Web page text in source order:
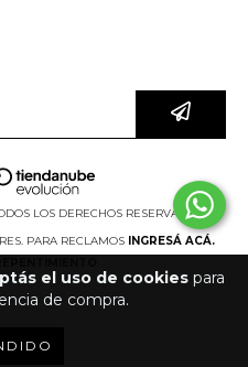
el uso de cookiespara
de compra.
LOS DERECHOS RESERVADOS.
PARA RECLAMOS
INGRESÁ ACÁ.